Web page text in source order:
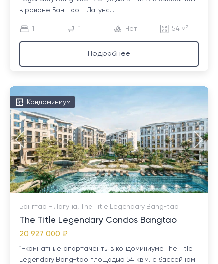
в районе Бангтао - Лагуна...
1 1 Нет 54 м²
Подробнее
Кондоминиум
Бангтао - Лагуна, The Title Legendary Bang-tao
The Title Legendary Condos Bangtao
20 927 000 ₽
1-комнатные апартаменты в кондоминиуме The Title
Legendary Bang-tao площадью 54 кв.м. с бассейном